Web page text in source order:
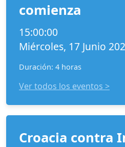
comienza
15:00:00
Miércoles, 17 Junio
Duración: 4 horas
Ver todos los eventos >
Croacia contra